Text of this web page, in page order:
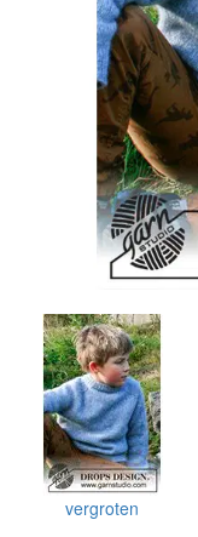
vergroten